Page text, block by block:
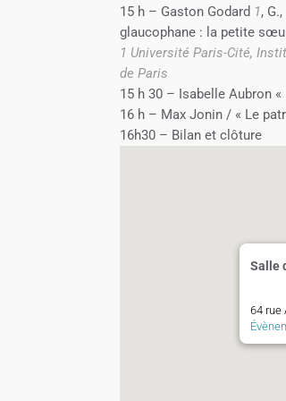
15 h – Gaston Godard 1, G.,
glaucophane : la petite
1 Université Paris-Cité,
de Paris
15 h 30 – Isabelle Aubron
16 h – Max Jonin / « Le
16h30 – Bilan et clôture
Salle
64 rue